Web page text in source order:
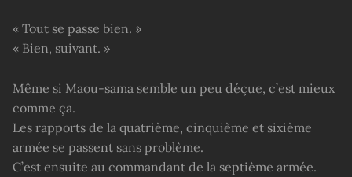
« Tout se passe bien. »
« Bien, suivant. »
Même si Maou-sama semble un peu déçue, c’est mieux
comme ça.
Les rapports de la quatrième, cinquième et sixième
armée se passent sans problème.
C’est ensuite au commandant de la septième armée.